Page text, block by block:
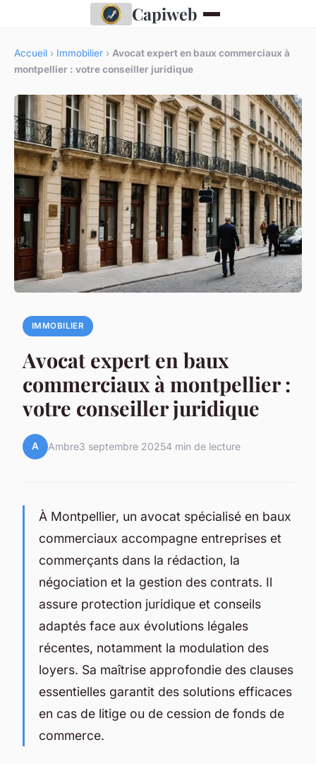
Capiweb
Accueil › Immobilier › Avocat expert en baux commerciaux à
montpellier : votre conseiller juridique
IMMOBILIER
Avocat expert en baux
commerciaux à montpellier :
votre conseiller juridique
A Ambre3 septembre 20254 min de lecture
À Montpellier, un avocat spécialisé en baux
commerciaux accompagne entreprises et
commerçants dans la rédaction, la
négociation et la gestion des contrats. Il
assure protection juridique et conseils
adaptés face aux évolutions légales
récentes, notamment la modulation des
loyers. Sa maîtrise approfondie des clauses
essentielles garantit des solutions efficaces
en cas de litige ou de cession de fonds de
commerce.